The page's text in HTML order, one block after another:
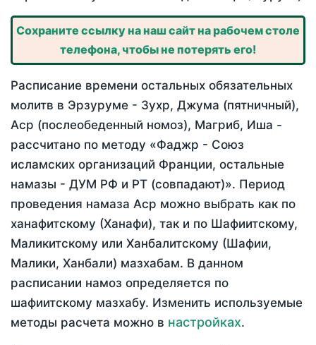
Сохраните ссылку на наш сайт на рабочем столе
телефона, чтобы не потерять его!
Расписание времени остальных обязательных
молитв в Эрзуруме - Зухр, Джума (пятничный),
Аср (послеобеденный номоз), Магриб, Иша -
рассчитано по методу «Фаджр - Союз
исламских организаций Франции, остальные
намазы - ДУМ РФ и РТ (совпадают)». Период
проведения намаза Аср можно выбрать как по
ханафитскому (Ханафи), так и по Шафиитскому,
Маликитскому или Ханбалитскому (Шафии,
Малики, Ханбали) мазхабам. В данном
расписании намоз определяется по
шафиитскому мазхабу. Изменить используемые
методы расчета можно в настройках.